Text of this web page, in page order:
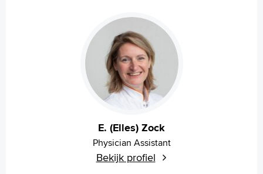
E. (Elles) Zock
Physician Assistant
Bekijk profiel